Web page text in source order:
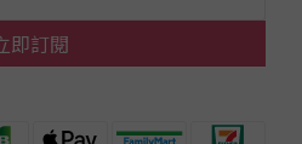
即訂閱